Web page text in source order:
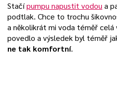
Stačípumpu napustit vodoua
podtlak. Chce to trochu
a několikrát mi voda téměř celá
povedlo a výsledek byl téměř
ne tak komfortní.